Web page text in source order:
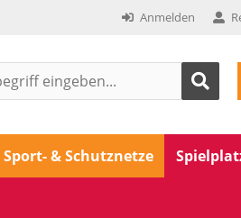
Anmelden
Sport- & Schutznetze